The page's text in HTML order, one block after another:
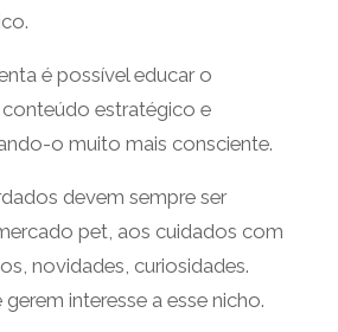
é possível educar o
estratégico e
o muito mais consciente.
devem sempre ser
pet, aos cuidados com
novidades, curiosidades.
interesse a esse nicho.